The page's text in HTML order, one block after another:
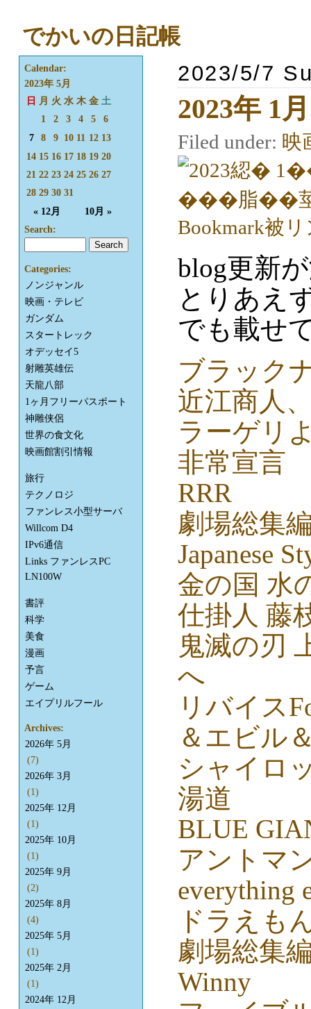
でかいの日記帳
2023/5/7
2023年 1
Filed under: 映
blog更新
とりあえ
でも載せ
ブラック
近江商人
ラーゲリ
非常宣言
RRR
劇場総集
Japanese
金の国 水
仕掛人 藤
鬼滅の刃
へ
リバイス
＆エビル
シャイロ
湯道
BLUE
アントマ
everything
ドラえも
劇場総集
Winny
Calendar:
2023年 5月
日
月 火 水 木 金 土
« 12月 10月 »
1 2 3 4 5
6
7
8 9 10 11 12 13
14 15 16 17 18 19 20
21 22 23 24 25 26 27
28 29 30 31
Search:
Categories:
ノンジャンル
映画・テレビ
ガンダム
スタートレック
オデッセイ5
射雕英雄伝
天龍八部
1ヶ月フリーパスポート
神雕侠侶
世界の食文化
映画館割引情報
旅行
テクノロジ
ファンレス小型サーバ
Willcom D4
IPv6通信
Links ファンレスPC
LN100W
書評
科学
美食
漫画
予言
ゲーム
エイプリルフール
Archives:
2026年 5月
(7)
2026年 3月
(1)
2025年 12月
(1)
2025年 10月
(1)
2025年 9月
(2)
2025年 8月
(4)
2025年 5月
(1)
2025年 2月
(1)
2024年 12月